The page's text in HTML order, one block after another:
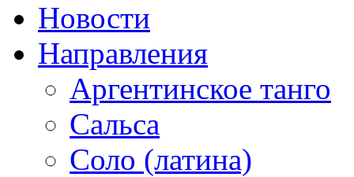
Новости
Направления
Аргентинское танго
Сальса
Соло (латина)